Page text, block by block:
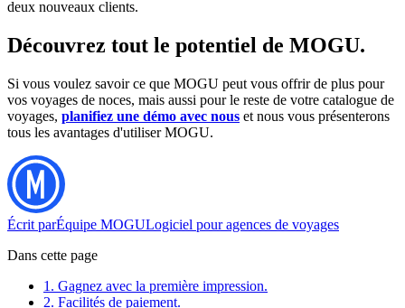
deux nouveaux clients.
Découvrez tout le potentiel de MOGU.
Si vous voulez savoir ce que MOGU peut vous offrir de plus pour
vos voyages de noces, mais aussi pour le reste de votre catalogue de
voyages, planifiez une démo avec nous et nous vous présenterons
tous les avantages d'utiliser MOGU.
Écrit parÉquipe MOGULogiciel pour agences de voyages
Dans cette page
1. Gagnez avec la première impression.
2. Facilités de paiement.